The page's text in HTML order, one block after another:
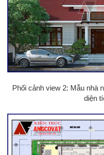
Phối cảnh view 2: Mẫu nhà
diện